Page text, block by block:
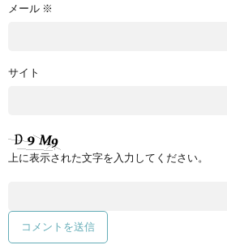
メール ※
サイト
上に表示された文字を入力してください。